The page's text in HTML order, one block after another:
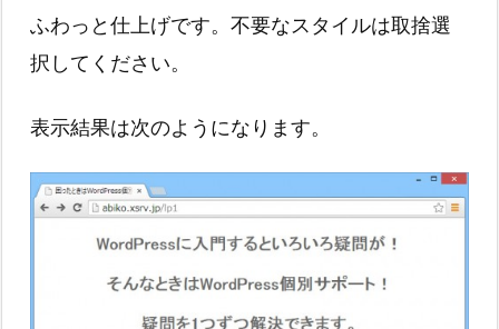
ふわっと仕上げです。不要なスタイルは取捨選
択してください。
表示結果は次のようになります。